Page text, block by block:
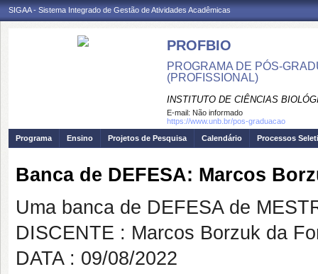
SIGAA - Sistema Integrado de Gestão de Atividades Acadêmicas
PROFBIO
PROGRAMA DE PÓS-
(PROFISSIONAL)
INSTITUTO DE CIÊNCIAS
E-mail: Não informado
https://www.unb.br/pos-graduacao
Programa
Ensino Projetos de Pesquisa Calendário Processos
Banca de DEFESA: Marcos
Uma banca de DEFESA de
DISCENTE : Marcos Borzuk da
DATA : 09/08/2022